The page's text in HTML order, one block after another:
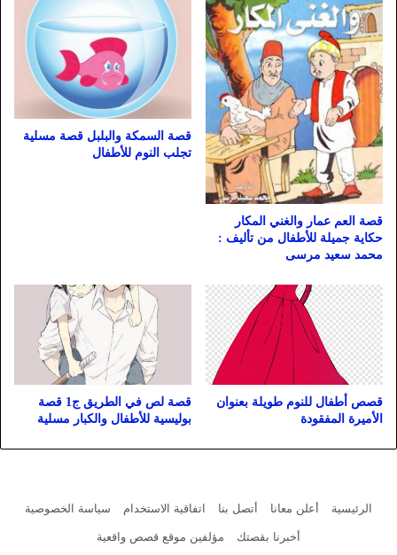
قصة العم عمار والغني المكار
حكاية جميلة للأطفال من تأليف :
محمد سعيد مرسى
قصة السمكة والبلبل قصة مسلية
تجلب النوم للأطفال
قصص أطفال للنوم طويلة بعنوان
الأميرة المفقودة
قصة لص في الطريق ج1 قصة
بوليسية للأطفال والكبار مسلية
الرئيسية أعلن معانا أتصل بنا اتفاقية الاستخدام
سياسة الخصوصية
أخبرنا بقصتك
مؤلفين موقع قصص واقعية